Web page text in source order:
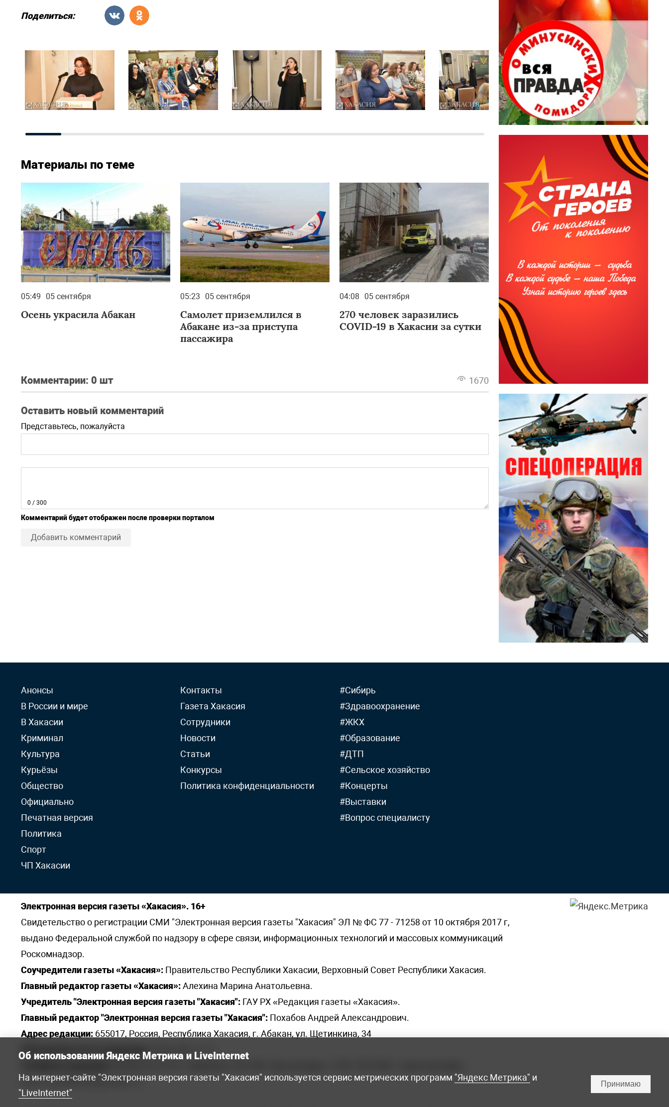
Поделиться:
Материалы по теме
05:49 05 сентября
Осень украсила Абакан
05:23 05 сентября
Самолет приземлился в
Абакане из-за приступа
пассажира
04:08 05 сентября
270 человек заразились
COVID-19 в Хакасии за сутки
Комментарии: 0 шт 1670
Оставить новый комментарий
Представьтесь, пожалуйста
0 / 300
Комментарий будет отображен после проверки порталом
Добавить комментарий
Анонсы
В России и мире
В Хакасии
Криминал
Культура
Курьёзы
Общество
Официально
Печатная версия
Политика
Спорт
ЧП Хакасии
Контакты
Газета Хакасия
Сотрудники
Новости
Статьи
Конкурсы
Политика конфиденциальности
#Сибирь
#Здравоохранение
#ЖКХ
#Образование
#ДТП
#Сельское хозяйство
#Концерты
#Выставки
#Вопрос специалисту
Электронная версия газеты «Хакасия». 16+
Свидетельство о регистрации СМИ "Электронная версия газеты "Хакасия" ЭЛ № ФС 77 - 71258 от 10 октября 2017 г,
выдано Федеральной службой по надзору в сфере связи, информационных технологий и массовых коммуникаций
Роскомнадзор.
Соучредители газеты «Хакасия»: Правительство Республики Хакасии, Верховный Совет Республики Хакасия.
Главный редактор газеты «Хакасия»:Алехина Марина Анатольевна.
Учредитель "Электронная версия газеты "Хакасия": ГАУ РХ «Редакция газеты «Хакасия».
Главный редактор "Электронная версия газеты "Хакасия": Похабов Андрей Александрович.
Адрес редакции: 655017, Россия, Республика Хакасия, г. Абакан, ул. Щетинкина, 34
Электронная почта редакции: khakred@r-19.ru
elena.s.korotkowa@yandex.ru.
Об использовании Яндекс Метрика и LiveInternet
На интернет-сайте "Электронная версия газеты "Хакасия" используется сервис метрических программ "Яндекс Метрика" и
"LiveInternet"
Принимаю